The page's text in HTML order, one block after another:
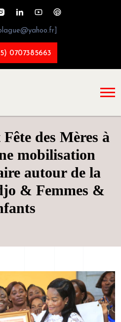
0707385663
des Mères à
mobilisation
autour de la
& Femmes &